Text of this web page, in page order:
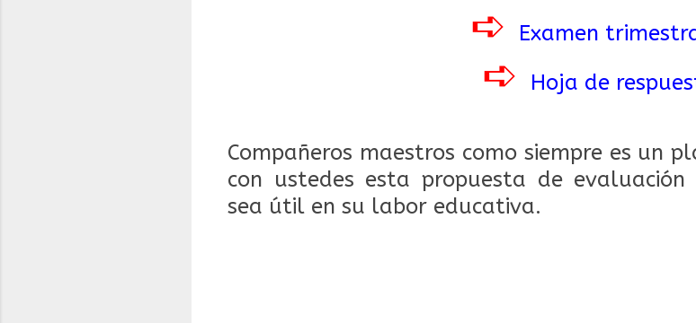
➪ Examen
➪ Hoja de
Compañeros maestros como siempre es un
con ustedes esta propuesta de
sea útil en su labor educativa.